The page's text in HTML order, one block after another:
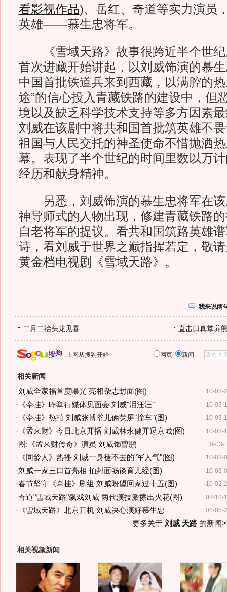
看影视作品)、岳红、奇道等实力演员
英雄——慕生忠将军。
《雪域天路》故事很跨近半个世纪
首次进藏开始讲起，以刘威饰演的慕
中国首批铁道兵来到西藏，以满腔的
途”的信心投入青藏铁路的建设中，但
境以及缺乏科学技术支持等多方因素
刘威在该剧中将共和国首批筑英雄不
祖国与人民交托的神圣使命不惜抛洒
幕。表现了半个世纪的时间里数以万
经历和献身精神。
另悉，刘威饰演的慕生忠将军在该
神导师式的人物出现，修建青藏铁路
自老将军的提议。看共和国筑路英雄
诗，看刘威于世界之巅指挥若定，敬
黄金档电视剧《雪域天路》。
我来说两
二月二抬头龙见喜 直击归真堂养
上网从搜狗开始 网页 新闻
相关新闻
10-03-
·刘威全家福首度曝光 亮相杂志封面(图)
10-03-
· 《牵挂》昨举行媒体见面会 刘威"泪汪汪"
10-03-
· 《牵挂》热拍 刘威张博爷儿俩荧屏"撞车"(图)
10-03-
· 《孟来财》今日北京开播 刘威林永健开逗京城(图)
10-03-
· 图:《孟来财传奇》演员 刘威饰曹鹏
10-03-
· 《同龄人》热播 刘威一身褪不去的"军人气"(图)
10-03-
·刘威一家三口首亮相 拍封面畅谈育儿经(图)
10-02-
·春节坚守《牵挂》剧组 刘威盼望回家过十五(图)
08-10-
·奇道"雪域天路"飙戏刘威 两代演技派擦出火花(图)
08-05-
· 《雪域天路》北京开机 刘威决心演好慕生忠
更多关于 刘威 天路的新闻
相关视频新闻